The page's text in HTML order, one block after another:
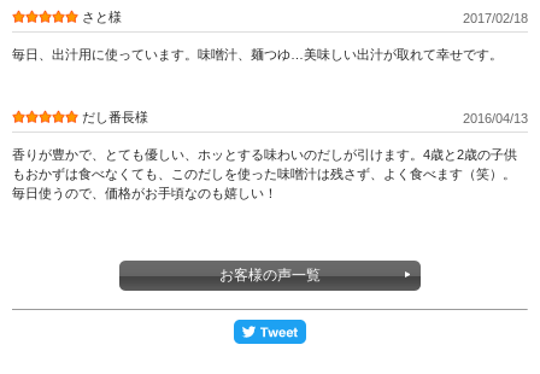
さと様 2017/02/18
毎日、出汁用に使っています。味噌汁、麺つゆ…美味しい出汁が取れて幸せです。
だし番長様 2016/04/13
香りが豊かで、とても優しい、ホッとする味わいのだしが引けます。4歳と2歳の子供
もおかずは食べなくても、このだしを使った味噌汁は残さず、よく食べます（笑）。
毎日使うので、価格がお手頃なのも嬉しい！
お客様の声一覧